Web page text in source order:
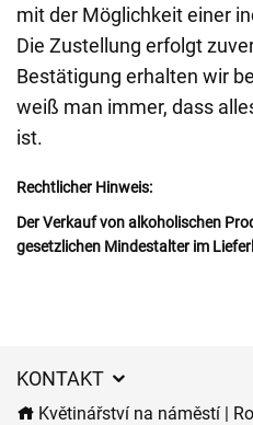
mit der Möglichkeit einer
Die Zustellung erfolgt
Bestätigung erhalten wir
weiß man immer, dass
ist.
Rechtlicher Hinweis:
Der Verkauf von alkoholischen
gesetzlichen Mindestalter im
KONTAKT
Květinářství na náměstí |